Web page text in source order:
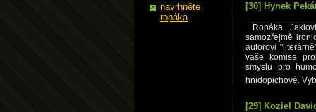
navrhněte
ropáka
[30] Hynek
Ropáka
samozřejmě
autorovi
vaše komise
smyslu pro
hnidopichové.
[29] Koziel